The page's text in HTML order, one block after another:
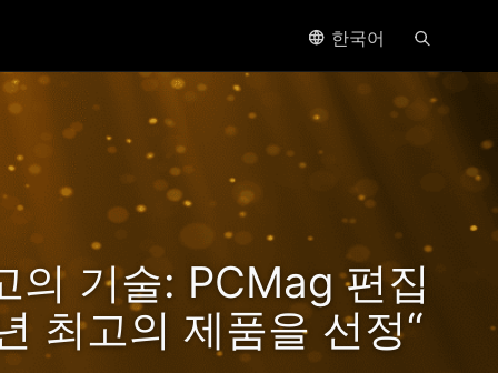
한국어
의 기술: PCMag 편집
최고의 제품을 선정“
!